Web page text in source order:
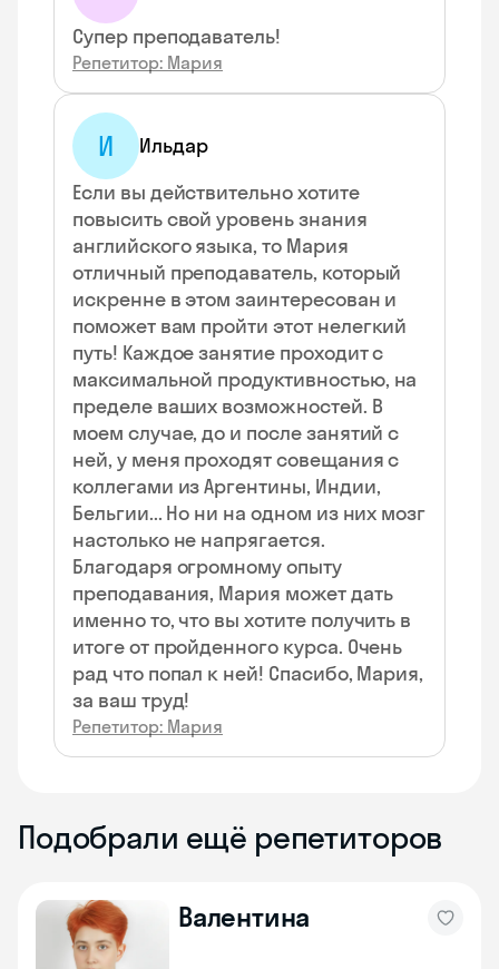
Супер преподаватель!
Репетитор: Мария
И
Ильдар
Если вы действительно хотите
повысить свой уровень знания
английского языка, то Мария
отличный преподаватель, который
искренне в этом заинтересован и
поможет вам пройти этот нелегкий
путь! Каждое занятие проходит с
максимальной продуктивностью, на
пределе ваших возможностей. В
моем случае, до и после занятий с
ней, у меня проходят совещания с
коллегами из Аргентины, Индии,
Бельгии... Но ни на одном из них мозг
настолько не напрягается.
Благодаря огромному опыту
преподавания, Мария может дать
именно то, что вы хотите получить в
итоге от пройденного курса. Очень
рад что попал к ней! Спасибо, Мария,
за ваш труд!
Репетитор: Мария
Подобрали ещё репетиторов
Валентина